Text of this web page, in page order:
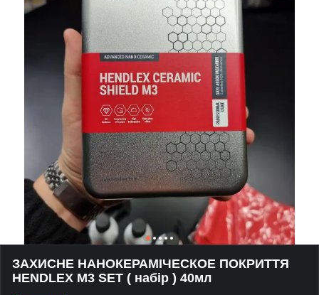
ЗАХИСНЕ НАНОКЕРАМІЧЕСКОЕ ПОКРИТТЯ
HENDLEX M3 SET ( набір ) 40мл